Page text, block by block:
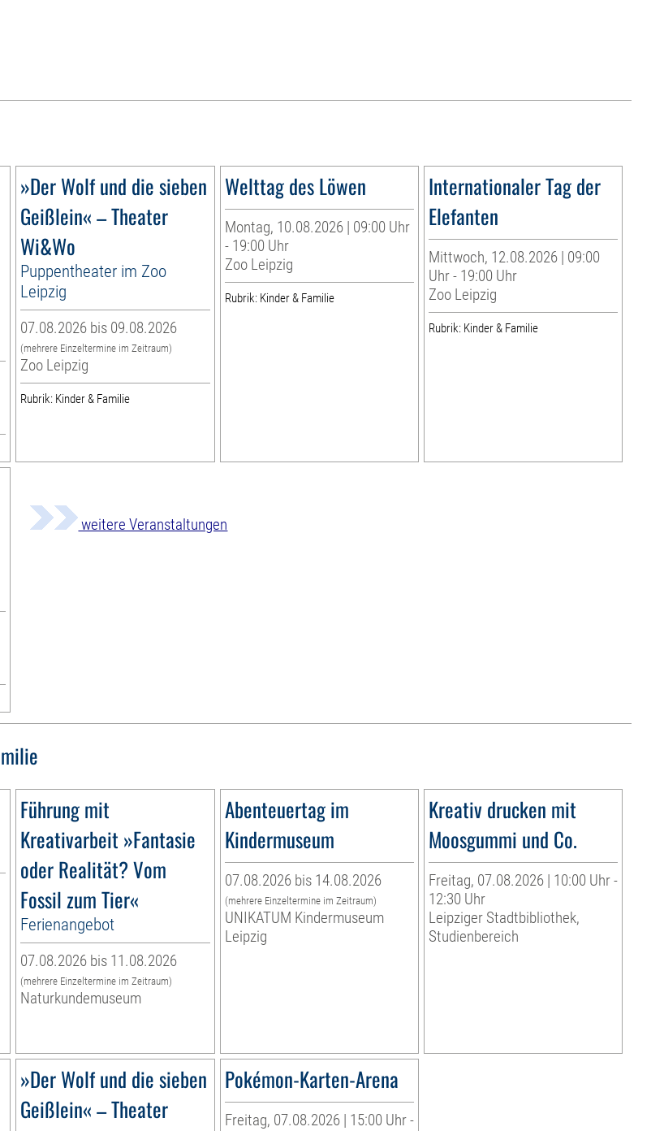
»Der Wolf und die sieben
Geißlein« – Theater
Wi&Wo
Puppentheater im Zoo
Leipzig
07.08.2026 bis 09.08.2026
(mehrere Einzeltermine im Zeitraum)
Zoo Leipzig
Rubrik: Kinder & Familie
Welttag des Löwen
Montag, 10.08.2026 | 09:00 Uhr
- 19:00 Uhr
Zoo Leipzig
Rubrik: Kinder & Familie
Internationaler Tag der
Elefanten
Mittwoch, 12.08.2026 | 09:00
Uhr - 19:00 Uhr
Zoo Leipzig
Rubrik: Kinder & Familie
weitere Veranstaltungen
Führung mit
Kreativarbeit »Fantasie
oder Realität? Vom
Fossil zum Tier«
Ferienangebot
07.08.2026 bis 11.08.2026
(mehrere Einzeltermine im Zeitraum)
Naturkundemuseum
Abenteuertag im
Kindermuseum
07.08.2026 bis 14.08.2026
(mehrere Einzeltermine im Zeitraum)
UNIKATUM Kindermuseum
Leipzig
Kreativ drucken mit
Moosgummi und Co.
Freitag, 07.08.2026 | 10:00 Uhr -
12:30 Uhr
Leipziger Stadtbibliothek,
Studienbereich
»Der Wolf und die sieben
Geißlein« – Theater
Pokémon-Karten-Arena
Freitag, 07.08.2026 | 15:00 Uhr -